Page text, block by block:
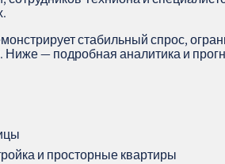
стабильный спрос,
— подробная аналитика и
и просторные квартиры